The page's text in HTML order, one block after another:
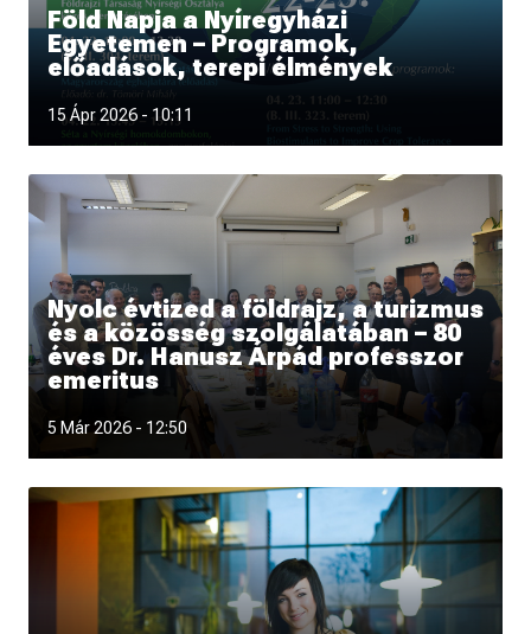
Föld Napja a Nyíregyházi
Egyetemen – Programok,
előadások, terepi élmények
Csatlakozz a Föld Napja alkalmából szervezett programok
15 Ápr 2026 - 10:11
Nyolc évtized a földrajz, a turizmus
és a közösség szolgálatában – 80
éves Dr. Hanusz Árpád professzor
emeritus
5 Már 2026 - 12:50